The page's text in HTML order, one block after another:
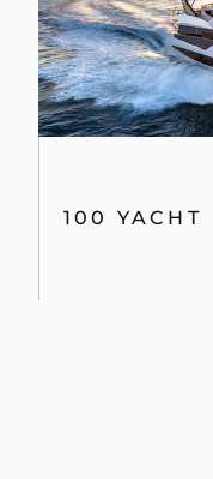
100 YACHT